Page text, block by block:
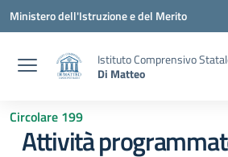
Vai ai contenuti
Vai al menu di navigazione
Vai al footer
Ministero dell'Istruzione e del Merito
Istituto Comprensivo
Di Matteo
Circolare 199
Attività